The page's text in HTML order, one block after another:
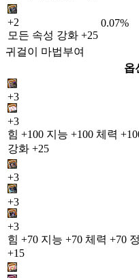
+2
모든 속성 강화 +25
0.07%
귀걸이 마법부여
옵
+3
+3
힘 +100 지능 +100 체력
강화 +25
+3
+3
+3
힘 +70 지능 +70 체력 +70
+15